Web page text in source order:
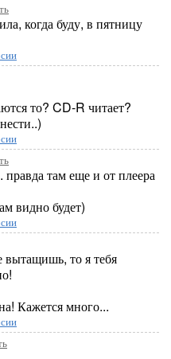
когда буду, в пятницу
то? CD-R читает?
правда там еще и от плеера
видно будет)
вытащишь, то я тебя
Кажется много...